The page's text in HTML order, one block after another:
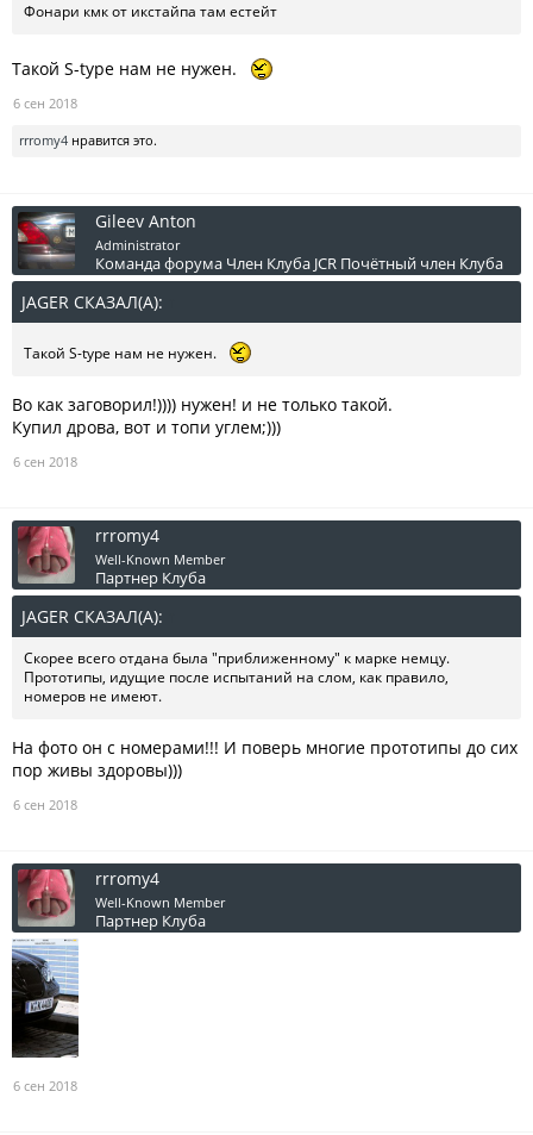
Фонари кмк от икстайпа там естейт
Такой S-type нам не нужен.
6 сен 2018
rrromy4 нравится это.
Gileev Anton
Administrator
Команда форума Член Клуба JCR Почётный член Клуба
JAGER СКАЗАЛ(А):
Такой S-type нам не нужен.
Во как заговорил!)))) нужен! и не только такой.
Купил дрова, вот и топи углем;)))
6 сен 2018
rrromy4
Well-Known Member
Партнер Клуба
JAGER СКАЗАЛ(А):
Скорее всего отдана была "приближенному" к марке немцу.
Прототипы, идущие после испытаний на слом, как правило,
номеров не имеют.
На фото он с номерами!!! И поверь многие прототипы до сих
пор живы здоровы)))
6 сен 2018
rrromy4
Well-Known Member
Партнер Клуба
6 сен 2018